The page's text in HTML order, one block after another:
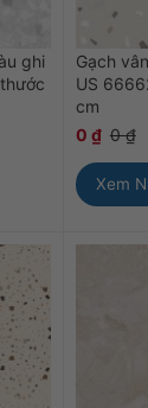
ghi
Gạch
US
cm
0 ₫ 0₫
Xem